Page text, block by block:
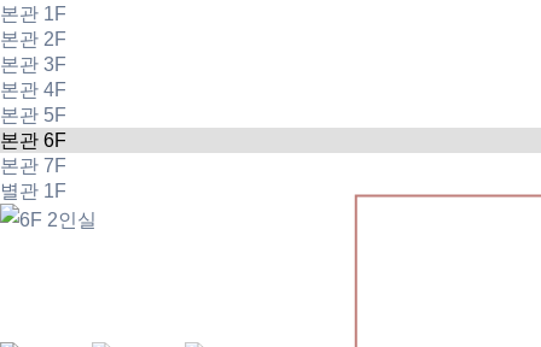
본관 1F
본관 2F
본관 3F
본관 4F
본관 5F
본관 6F
본관 7F
별관 1F